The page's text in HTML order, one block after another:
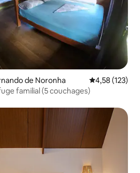
de Noronha Évaluation
4,58 (123)
familial (5 couchages)